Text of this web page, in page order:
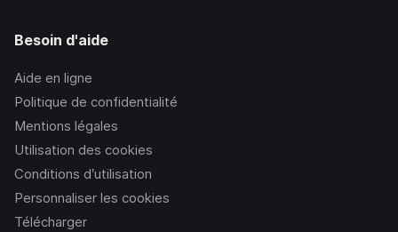
Besoin d'aide
Aide en ligne
Politique de confidentialité
Mentions légales
Utilisation des cookies
Conditions d’utilisation
Personnaliser les cookies
Télécharger